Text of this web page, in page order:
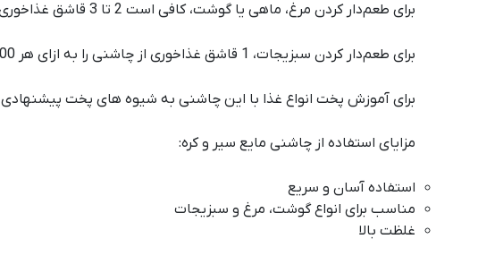
برای طعم‌دار کردن مرغ، ماهی یا گوشت، کافی است 2 تا 3 قاشق غذاخوری از چاشنی را به ازای هر کیلوگرم گوشت به آن اضافه کنید و به مدت 30 دقیقه در یخچال قرار دهید.
برای طعم‌دار کردن سبزیجات، 1 قاشق غذاخوری از چاشنی را به ازای هر 500 گرم سبزیجات به آن اضافه کنید و به مدت 15 دقیقه در یخچال قرار دهید.
برای آموزش پخت انواع غذا با این چاشنی به شیوه های پخت پیشنهادی
مزایای استفاده از چاشنی مایع سیر و کره:
استفاده آسان و سریع
مناسب برای انواع گوشت، مرغ و سبزیجات
غلظت بالا